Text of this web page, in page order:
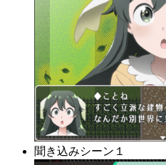
聞き込みシーン１